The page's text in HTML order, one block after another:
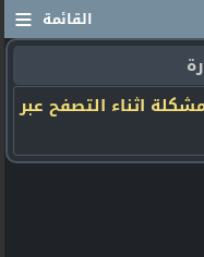
≡ القائمة
اثناء التصفح عبر